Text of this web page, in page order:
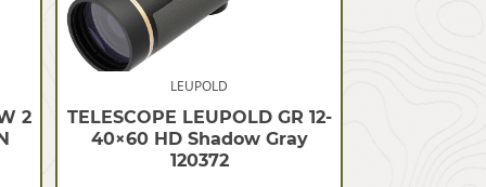
2
LEUPOLD
TELESCOPE LEUPOLD GR 12-
40×60 HD Shadow Gray
120372